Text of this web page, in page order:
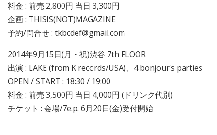
料金 : 前売 2,800円 当日 3,300円
企画 : THISIS(NOT)MAGAZINE
予約/問合せ : tkbcdef@gmail.com
2014年9月15日(月・祝)渋谷 7th FLOOR
出演 : LAKE (from K records/USA)、4 bonjour’s parties
OPEN / START : 18:30 / 19:00
料金 : 前売 3,500円 当日 4,000円 (ドリンク代別)
チケット : 会場/7e.p. 6月20日(金)受付開始